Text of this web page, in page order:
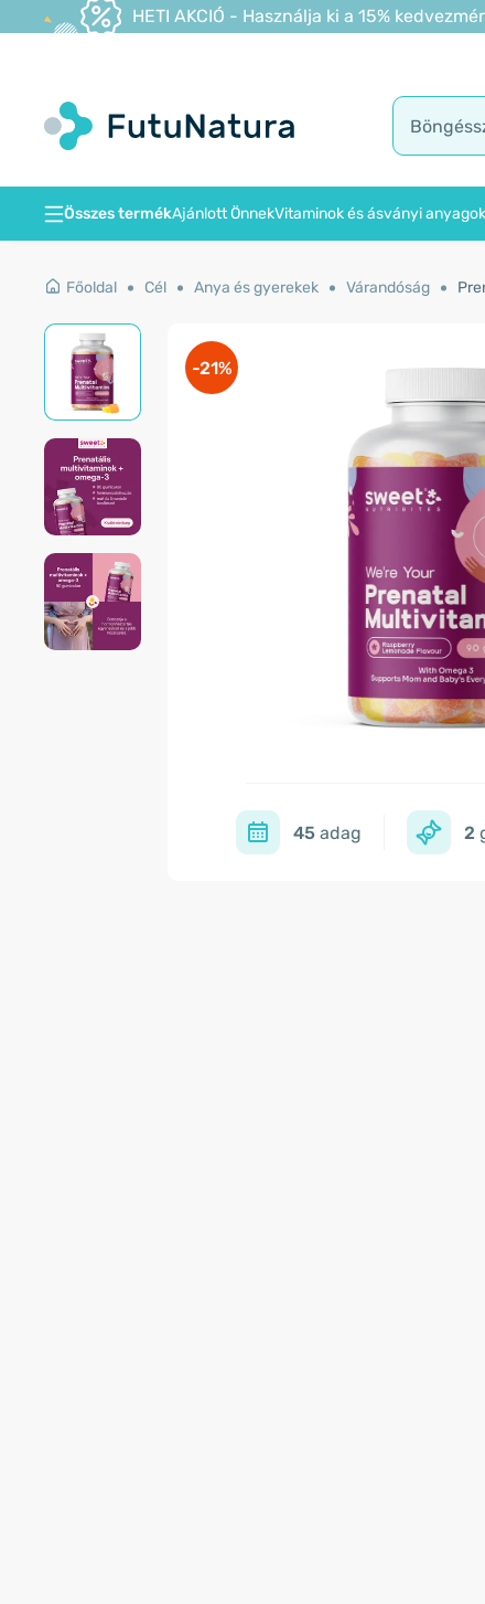
HETI AKCIÓ - Használja ki a 15%
Összes termékAjánlott ÖnnekVitaminok és ásványi anyagok
Főoldal Cél Anya és gyerekek Várandóság
-21%
45adag 2